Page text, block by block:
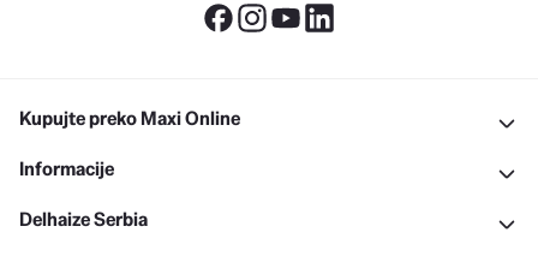
Kupujte preko Maxi Online
Informacije
Delhaize Serbia